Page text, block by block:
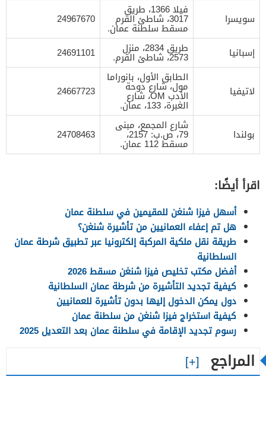
سويسرا
فيلا 1366، طريق
3017، شاطئ القرم
مسقط سلطنة عمان.
24967670
إسبانيا طريق 2834، منزل
2573، شاطئ القرم. 24691101
لاتيفيا
الطابق الأول، بانوراما
مول، شارع دوحة
الأدب OM، شارع
الغبرة، 133، عمان.
24667723
بولندا
شارع المجمع، مبنى
79، ص.ب: 2157،
مسقط 112 عمان.
24708463
اقرأ أيضًا:
أسهل فيزا شنغن للمقيمين في سلطنة عمان
هل تم إعفاء العمانيين من تأشيرة شنغن؟
طريقة نقل ملكية المركبة إلكترونيا عبر تطبيق شرطة عمان
السلطانية
أفضل مكتب تخليص فيزا شنغن مسقط 2026
كيفية تجديد التأشيرة من شرطة عمان السلطانية
دول يمكن الدخول إليها بدون تأشيرة للعمانيين
كيفية استخراج فيزا شنغن من سلطنة عمان
رسوم تجديد الإقامة في سلطنة عمان بعد التعديل 2025
المراجع